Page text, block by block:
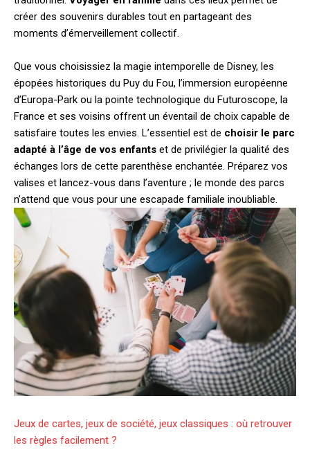
créer des souvenirs durables tout en partageant des
moments d’émerveillement collectif.
Que vous choisissiez la magie intemporelle de Disney, les
épopées historiques du Puy du Fou, l’immersion européenne
d’Europa-Park ou la pointe technologique du Futuroscope, la
France et ses voisins offrent un éventail de choix capable de
satisfaire toutes les envies. L’essentiel est de choisir le parc
adapté à l’âge de vos enfants et de privilégier la qualité des
échanges lors de cette parenthèse enchantée. Préparez vos
valises et lancez-vous dans l’aventure ; le monde des parcs
n’attend que vous pour une escapade familiale inoubliable.
Jeux de cartes, jeux de société, jeux classiques : où retrouver
les règles facilement ?